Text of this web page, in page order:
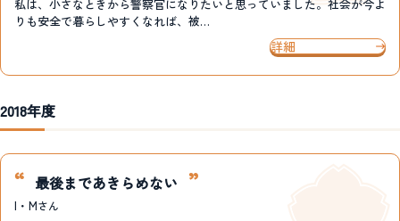
私は、小さなときから警察官になりたいと思っていました。社会が今よ
りも安全で暮らしやすくなれば、被…
詳細
2018年度
最後まであきらめない
I・Mさん